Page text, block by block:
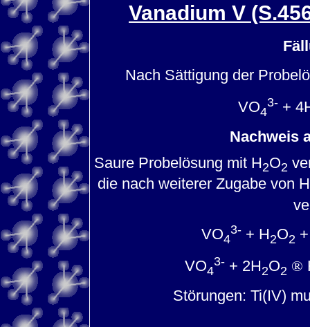
Vanadium V
Nach Sättigung der
VO4
3-+
Nachweis
Saure Probelösung mit H2O2
die nach weiterer Zugabe von H
VO4
3- + H2O2
VO4
3- + 2H2O2 ®
Störungen: Ti(IV)